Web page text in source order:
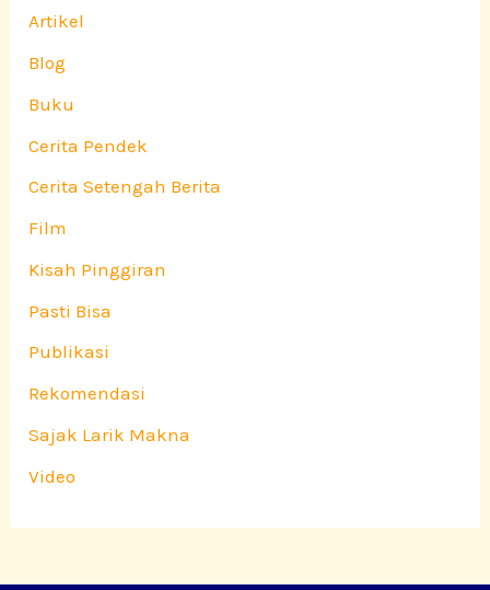
Artikel
Blog
Buku
Cerita Pendek
Cerita Setengah Berita
Film
Kisah Pinggiran
Pasti Bisa
Publikasi
Rekomendasi
Sajak Larik Makna
Video